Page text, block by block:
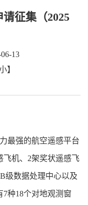
征集（2025
13
】
最强的航空遥感平台
飞机、 2架奖状遥感飞
级数据处理中心以及
7种18个对地观测窗